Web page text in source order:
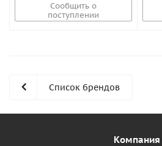
Сообщить о
поступлении
Список брендов
Компания